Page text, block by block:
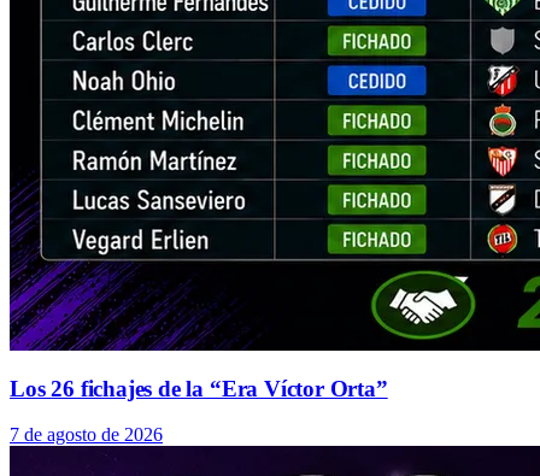
Los 26 fichajes de la “Era Víctor Orta”
7 de agosto de 2026